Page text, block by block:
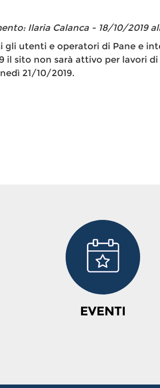
Ilaria Calanca - 18/10/2019
gli utenti e operatori di Pane e
il sito non sarà attivo per lavori
21/10/2019.
EVENTI